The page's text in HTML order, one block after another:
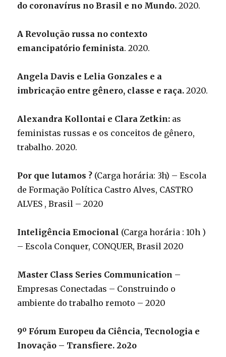
do coronavírus no Brasil e no Mundo.2020.
A Revolução russa no contexto
emancipatório feminista. 2020.
Angela Davis e Lelia Gonzales e a
imbricação entre gênero, classe e raça. 2020.
Alexandra Kollontai e Clara Zetkin: as
feministas russas e os conceitos de gênero,
trabalho. 2020.
Por que lutamos ? (Carga horária: 3h) – Escola
de Formação Política Castro Alves, CASTRO
ALVES , Brasil – 2020
Inteligência Emocional (Carga horária : 10h )
– Escola Conquer, CONQUER, Brasil 2020
Master Class Series Communication –
Empresas Conectadas – Construindo o
ambiente do trabalho remoto – 2020
9º Fórum Europeu da Ciência, Tecnologia e
Inovação – Transfiere. 2o2o